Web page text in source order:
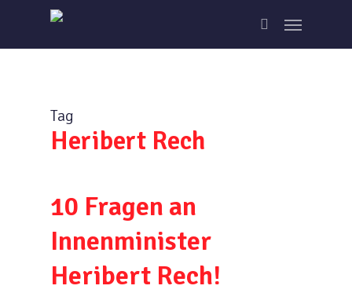
main
search
Menu
Tag
Heribert Rech
10 Fragen an
Innenminister
Heribert Rech!